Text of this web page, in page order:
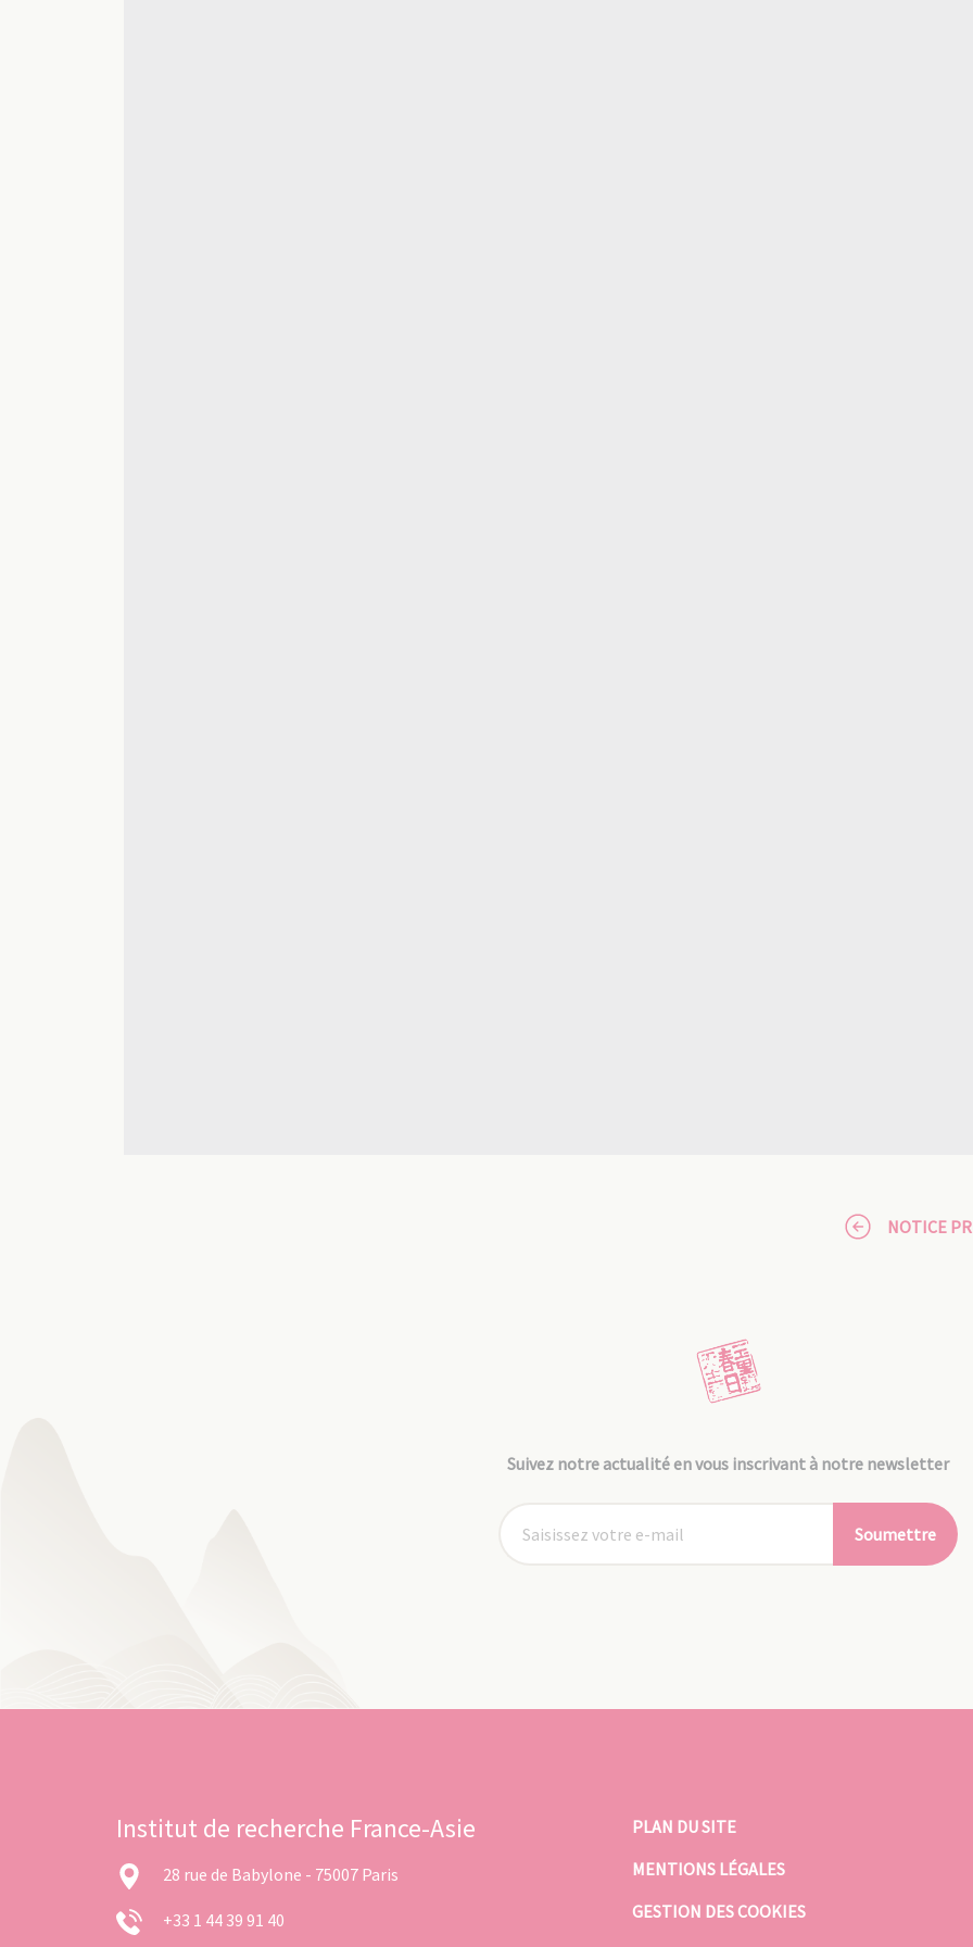
NOTICE
Suivez notre actualité en vous inscrivant à notre newsletter
Soumettre
Institut de recherche France-Asie
28 rue de Babylone - 75007 Paris
+33 1 44 39 91 40
PLAN DU SITE
MENTIONS LÉGALES
GESTION DES COOKIES